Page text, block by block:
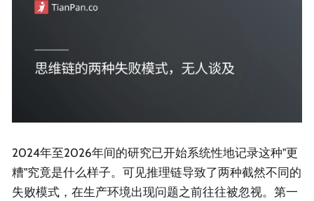
2024年至2026年间的研究已开始系统性地记录这种"更
糟"究竟是什么样子。可见推理链导致了两种截然不同的
失败模式，在生产环境出现问题之前往往被忽视。第一